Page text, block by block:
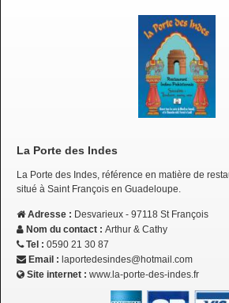
La Porte des Indes
La Porte des Indes, référence en matière de
situé à Saint François en Guadeloupe.
Adresse : Desvarieux - 97118 St François
Nom du contact : Arthur & Cathy
Tel : 0590 21 30 87
Email : laportedesindes@hotmail.com
Site internet : www.la-porte-des-indes.fr